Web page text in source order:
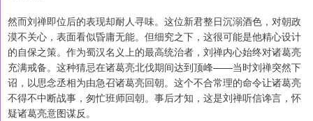
然而刘禅即位后的表现却耐人寻味。这位新君整日沉溺酒色，对朝政
漠不关心，表面看似昏庸无能。但细究之下，这很可能是他精心设计
的自保之策。作为蜀汉名义上的最高统治者，刘禅内心始终对诸葛亮
充满戒备。这种猜忌在诸葛亮北伐期间达到顶峰——当时刘禅突然下
诏，以思念丞相为由急召诸葛亮回朝。这个不合常理的命令让诸葛亮
不得不中断战事，匆忙班师回朝。事后才知，这是刘禅听信谗言，怀
疑诸葛亮意图谋反。